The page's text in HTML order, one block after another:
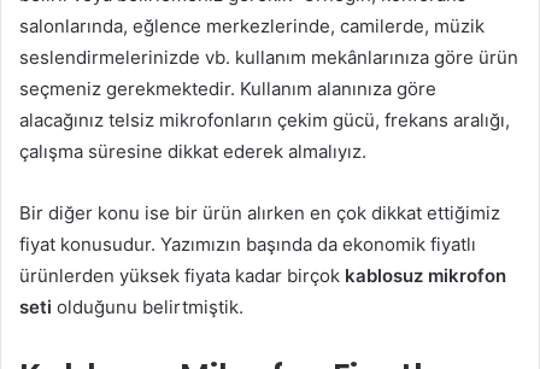
salonlarında, eğlence merkezlerinde, camilerde, müzik
seslendirmelerinizde vb. kullanım mekânlarınıza göre ürün
seçmeniz gerekmektedir. Kullanım alanınıza göre
alacağınız telsiz mikrofonların çekim gücü, frekans aralığı,
çalışma süresine dikkat ederek almalıyız.
Bir diğer konu ise bir ürün alırken en çok dikkat ettiğimiz
fiyat konusudur. Yazımızın başında da ekonomik fiyatlı
ürünlerden yüksek fiyata kadar birçok kablosuz mikrofon
seti olduğunu belirtmiştik.